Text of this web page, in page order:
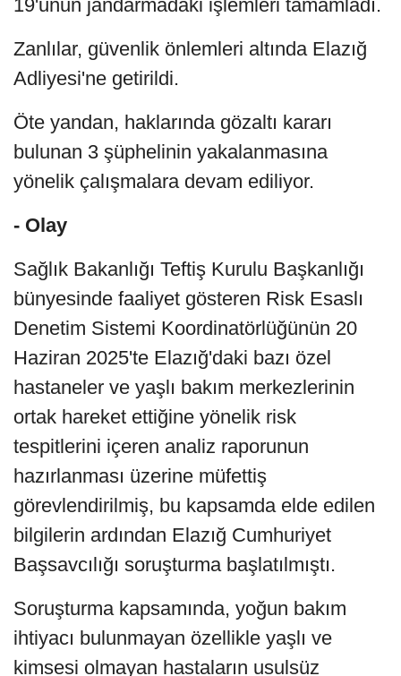
19'unun jandarmadaki işlemleri tamamladı.
Zanlılar, güvenlik önlemleri altında Elazığ
Adliyesi'ne getirildi.
Öte yandan, haklarında gözaltı kararı
bulunan 3 şüphelinin yakalanmasına
yönelik çalışmalara devam ediliyor.
- Olay
Sağlık Bakanlığı Teftiş Kurulu Başkanlığı
bünyesinde faaliyet gösteren Risk Esaslı
Denetim Sistemi Koordinatörlüğünün 20
Haziran 2025'te Elazığ'daki bazı özel
hastaneler ve yaşlı bakım merkezlerinin
ortak hareket ettiğine yönelik risk
tespitlerini içeren analiz raporunun
hazırlanması üzerine müfettiş
görevlendirilmiş, bu kapsamda elde edilen
bilgilerin ardından Elazığ Cumhuriyet
Başsavcılığı soruşturma başlatılmıştı.
Soruşturma kapsamında, yoğun bakım
ihtiyacı bulunmayan özellikle yaşlı ve
kimsesi olmayan hastaların usulsüz